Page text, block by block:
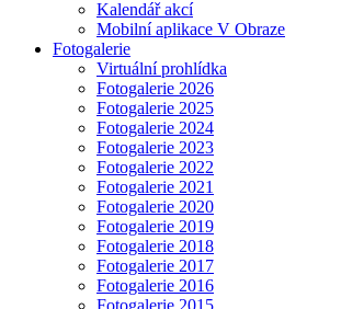
Kalendář akcí
Mobilní aplikace V Obraze
Fotogalerie
Virtuální prohlídka
Fotogalerie 2026
Fotogalerie 2025
Fotogalerie 2024
Fotogalerie 2023
Fotogalerie 2022
Fotogalerie 2021
Fotogalerie 2020
Fotogalerie 2019
Fotogalerie 2018
Fotogalerie 2017
Fotogalerie 2016
Fotogalerie 2015